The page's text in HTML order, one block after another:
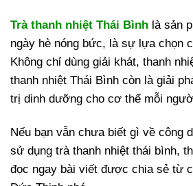
Trà thanh nhiệt Thái Bình là sản
ngày hè nóng bức, là sự lựa chọn
Không chỉ dùng giải khát, thanh
thanh nhiệt Thái Bình còn là giải
trị dinh dưỡng cho cơ thể mỗi
Nếu bạn vẫn chưa biết gì về công
sử dụng trà thanh nhiệt thái bình,
đọc ngay bài viết được chia sẻ từ